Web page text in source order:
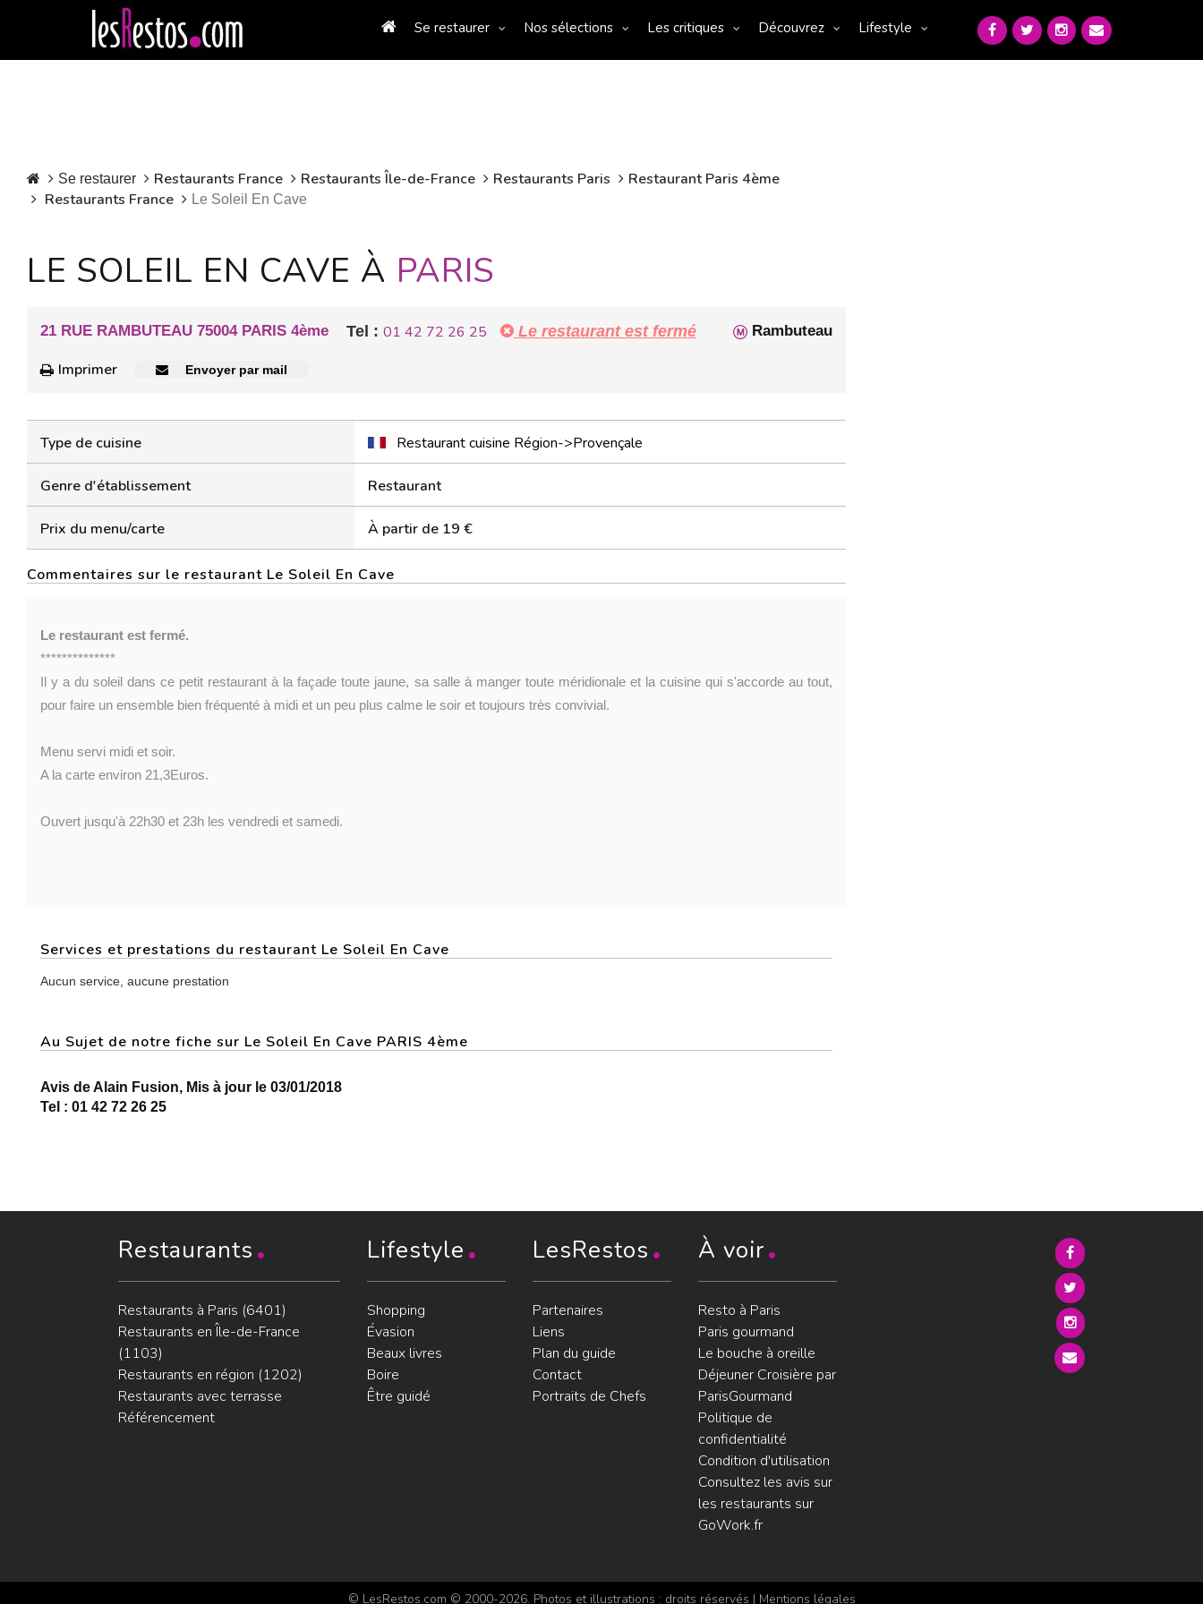
Se restaurer Nos sélections Les critiques Découvrez Lifestyle
Se restaurer Restaurants France Restaurants Île-de-France Restaurants Paris
Restaurant Paris 4ème
Restaurants France
Le Soleil En Cave
LE SOLEIL EN CAVE À PARIS
21 RUE RAMBUTEAU 75004 PARIS 4ème Rambuteau
Tel : 01 42 72 26 25
Imprimer
Envoyer par mail
Le restaurant est fermé
Type de cuisine Restaurant cuisine Région->Provençale
Genre d'établissement Restaurant
Prix du menu/carte À partir de 19 €
Commentaires sur le restaurant Le Soleil En Cave
Le restaurant est fermé.
**************
Il y a du soleil dans ce petit restaurant à la façade toute jaune, sa salle à manger toute méridionale et la cuisine qui s'accorde au tout,
pour faire un ensemble bien fréquenté à midi et un peu plus calme le soir et toujours très convivial.
Menu servi midi et soir.
A la carte environ 21,3Euros.
Ouvert jusqu'à 22h30 et 23h les vendredi et samedi.
Services et prestations du restaurant Le Soleil En Cave
Aucun service, aucune prestation
Au Sujet de notre fiche sur Le Soleil En Cave PARIS 4ème
Avis de Alain Fusion, Mis à jour le 03/01/2018
Tel : 01 42 72 26 25
Restaurants
Restaurants à Paris (6401)
Restaurants en Île-de-France
(1103)
Restaurants en région (1202)
Restaurants avec terrasse
Référencement
Lifestyle
Shopping
Évasion
Beaux livres
Boire
Être guidé
LesRestos
Partenaires
Liens
Plan du guide
Contact
Portraits de Chefs
À voir
Resto à Paris
Paris gourmand
Le bouche à oreille
Déjeuner Croisière par
ParisGourmand
Politique de
confidentialité
Condition d'utilisation
Consultez les avis sur
les restaurants sur
GoWork.fr
© LesRestos.com © 2000-2026. Photos et illustrations : droits réservés | Mentions légales